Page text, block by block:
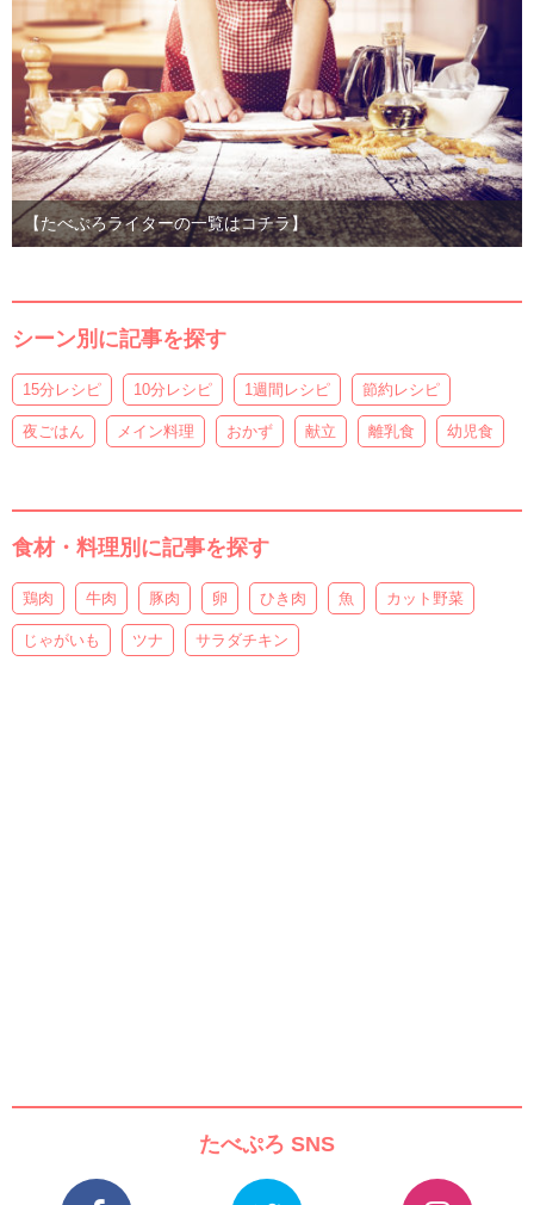
【たべぷろライターの一覧はコチラ】
シーン別に記事を探す
15分レシピ 10分レシピ 1週間レシピ 節約レシピ
夜ごはん メイン料理 おかず 献立 離乳食 幼児食
食材・料理別に記事を探す
鶏肉 牛肉 豚肉 卵 ひき肉 魚 カット野菜
じゃがいも ツナ サラダチキン
たべぷろ SNS